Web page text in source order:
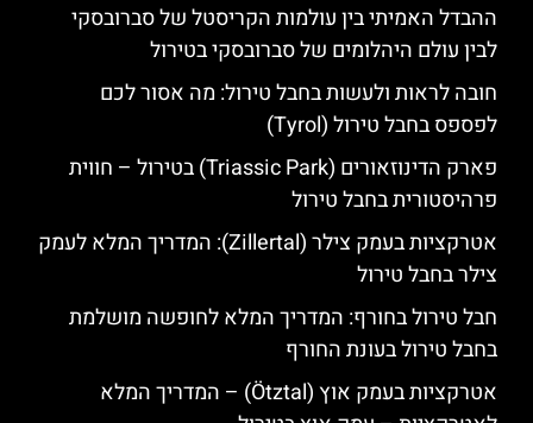
ההבדל האמיתי בין עולמות הקריסטל של סברובסקי
לבין עולם היהלומים של סברובסקי בטירול
חובה לראות ולעשות בחבל טירול: מה אסור לכם
לפספס בחבל טירול (Tyrol)
פארק הדינוזאורים (Triassic Park) בטירול – חווית
פרהיסטורית בחבל טירול
אטרקציות בעמק צילר (Zillertal): המדריך המלא לעמק
צילר בחבל טירול
חבל טירול בחורף: המדריך המלא לחופשה מושלמת
בחבל טירול בעונת החורף
אטרקציות בעמק אוץ (Ötztal) – המדריך המלא